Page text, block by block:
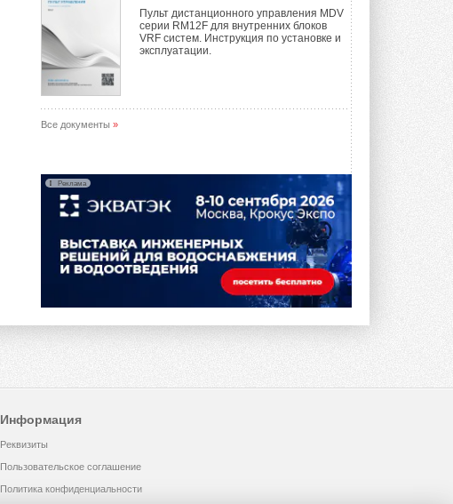
Пульт дистанционного управления MDV
серии RM12F для внутренних блоков
VRF систем. Инструкция по установке и
эксплуатации.
Все документы »
Реклама
Информация
Реквизиты
Пользовательское соглашение
Политика конфиденциальности